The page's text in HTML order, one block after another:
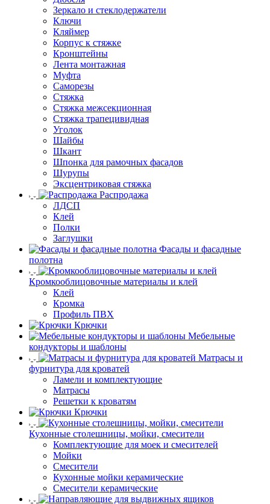
Зеркало и стеклодержатели
Ключи
Кляймер
Корпус к стяжке
Кронштейны
Лента монтажная
Муфта
Саморезы
Стяжка
Стяжка межсекционная
Стяжка трапецивидная
Уголок
Шайбы
Шкант
Шпонка для рамочных фасадов
Шурупы
Эксцентриковая стяжка
Распродажа
ЛДСП
Клей
Полки
Заглушки
Фасады и фасадные
полотна
Кромкооблицовочные материалы и клей
Клей
Кромка
Профиль ПВХ
Крючки
Мебельные
кондукторы и шаблоны
Матрасы и
фурнитура для кроватей
Ламели и комплектующие
Матрасы
Решетки к кроватям
Крючки
Кухонные столешницы, мойки, смесители
Комплектующие для моек и смесителей
Мойки
Смесители
Кухонные мойки керамические
Смесители керамические